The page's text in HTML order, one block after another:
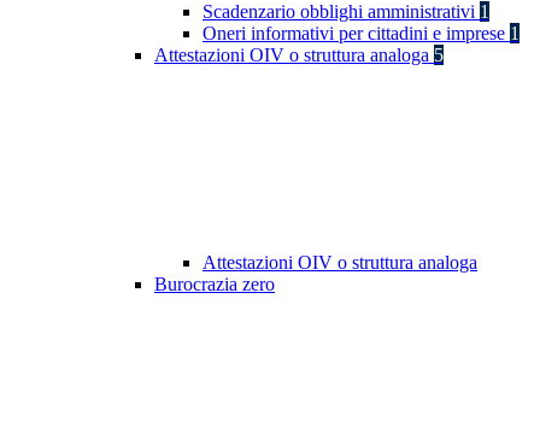
Scadenzario obblighi amministrativi 1
Oneri informativi per cittadini e imprese 1
Attestazioni OIV o struttura analoga 5
Attestazioni OIV o struttura analoga
Burocrazia zero